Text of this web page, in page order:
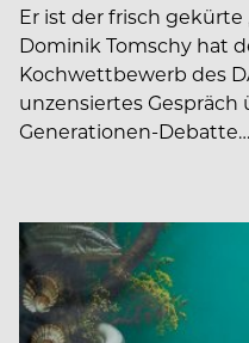
Er ist der frisch gekürte
Dominik Tomschy hat
Kochwettbewerb des
unzensiertes
Generationen-Debatte…